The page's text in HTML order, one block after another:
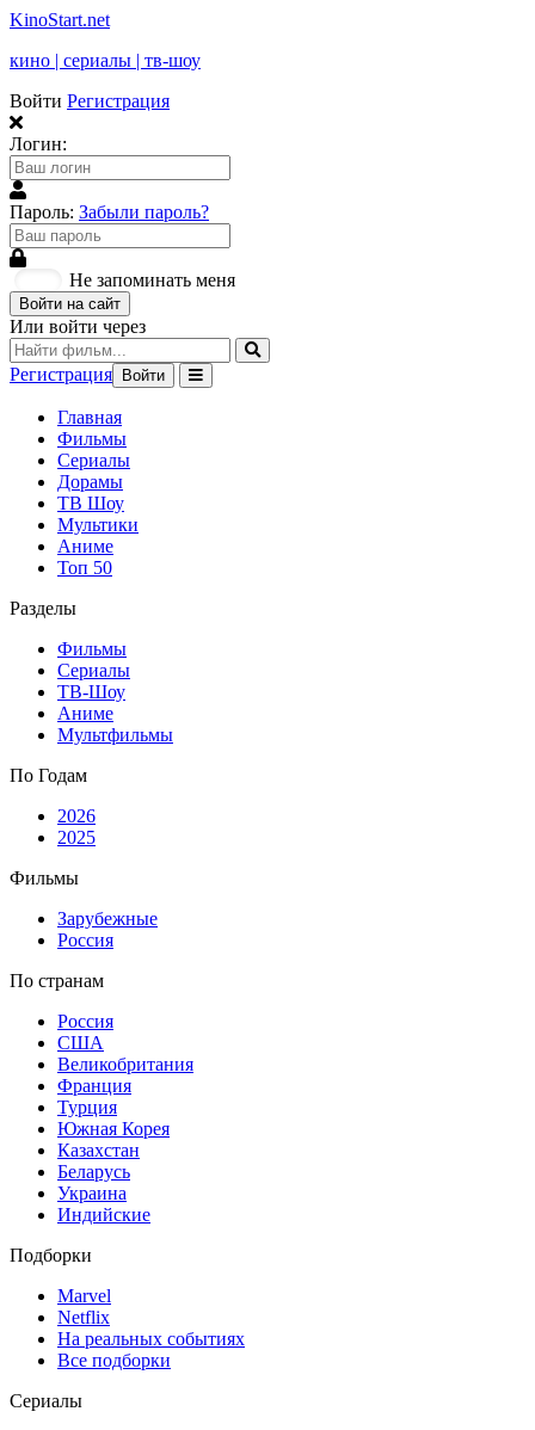
KinoStart.net
кино | сериалы | тв-шоу
Войти Регистрация
Логин:
Пароль: Забыли пароль?
Не запоминать меня
Войти на сайт
Или войти через
Регистрация Войти
Главная
Фильмы
Сериалы
Дорамы
ТВ Шоу
Мультики
Аниме
Топ 50
Разделы
Фильмы
Сериалы
ТВ-Шоу
Аниме
Мультфильмы
По Годам
2026
2025
Фильмы
Зарубежные
Россия
По странам
Россия
США
Великобритания
Франция
Турция
Южная Корея
Казахстан
Беларусь
Украина
Индийские
Подборки
Marvel
Netflix
На реальных событиях
Все подборки
Сериалы